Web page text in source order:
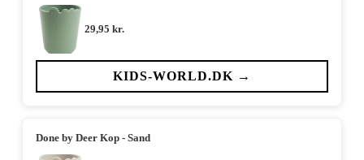
29,95 kr.
KIDS-WORLD.DK →
Done by Deer Kop - Sand